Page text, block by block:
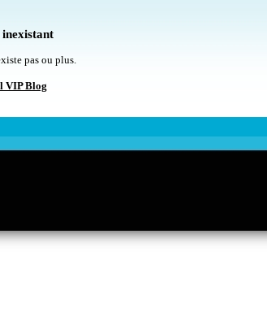
pas ou plus.
VIP Blog